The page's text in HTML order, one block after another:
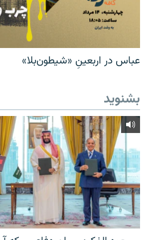
عباس در اربعینِ «شیطون‌بلا»
بشنوید